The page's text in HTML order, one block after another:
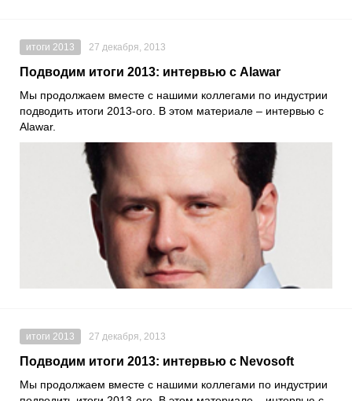
итоги 2013 27 декабря, 2013
Подводим итоги 2013: интервью с Alawar
Мы продолжаем вместе с нашими коллегами по индустрии
подводить итоги 2013-ого. В этом материале – интервью с
Alawar.
итоги 2013 27 декабря, 2013
Подводим итоги 2013: интервью с Nevosoft
Мы продолжаем вместе с нашими коллегами по индустрии